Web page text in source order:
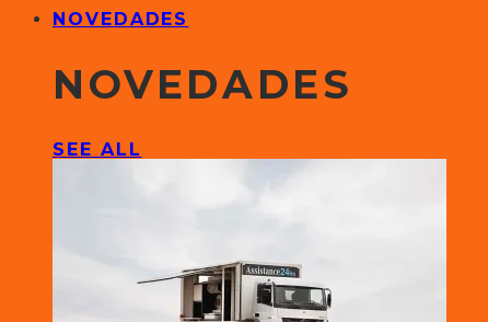
NOVEDADES
NOVEDADES
SEE ALL